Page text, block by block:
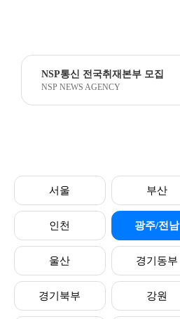
NSP통신 전국취재본부 모집
NSP NEWS AGENCY
서울 부산
인천 광주/전남
울산 경기동부
경기북부 강원